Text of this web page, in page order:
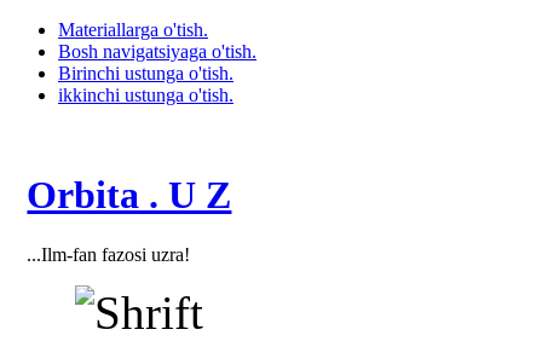
Materiallarga o'tish.
Bosh navigatsiyaga o'tish.
Birinchi ustunga o'tish.
ikkinchi ustunga o'tish.
Orbita . U Z
...Ilm-fan fazosi uzra!